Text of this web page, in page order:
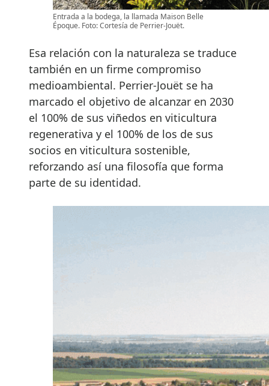
Entrada a la bodega, la llamada Maison Belle
Époque. Foto: Cortesía de Perrier-Jouët.
Esa relación con la naturaleza se traduce
también en un firme compromiso
medioambiental. Perrier-Jouët se ha
marcado el objetivo de alcanzar en 2030
el 100% de sus viñedos en viticultura
regenerativa y el 100% de los de sus
socios en viticultura sostenible,
reforzando así una filosofía que forma
parte de su identidad.